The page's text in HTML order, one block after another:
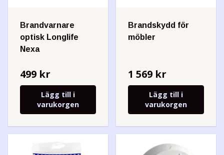
Brandvarnare
optisk Longlife
Nexa
499 kr
Lägg till i
varukorgen
Brandskydd för
möbler
1 569 kr
Lägg till i
varukorgen